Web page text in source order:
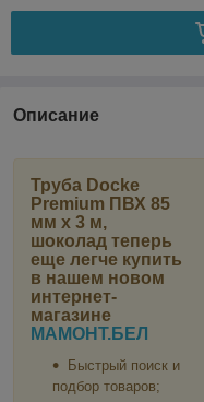
Описание
Труба Docke
Premium ПВХ 85
мм х 3 м,
шоколад теперь
еще легче купить
в нашем новом
интернет-
магазине
МАМОНТ.БЕЛ
Быстрый поиск и
подбор товаров;